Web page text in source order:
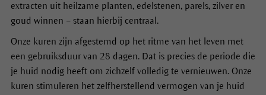
extracten uit heilzame planten, edelstenen, parels, zilver en
goud winnen – staan hierbij centraal.
Onze kuren zijn afgestemd op het ritme van het leven met
een gebruiksduur van 28 dagen. Dat is precies de periode die
je huid nodig heeft om zichzelf volledig te vernieuwen. Onze
kuren stimuleren het zelfherstellend vermogen van je huid